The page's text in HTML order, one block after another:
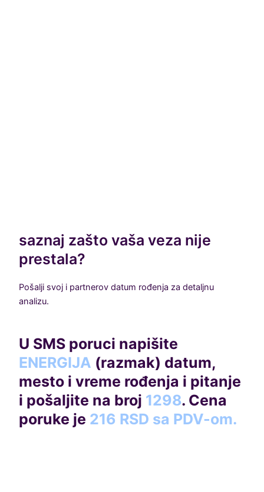
saznaj zašto vaša veza nije
prestala?
Pošalji svoj i partnerov datum rođenja za detaljnu
analizu.
U SMS poruci napišite
ENERGIJA (razmak) datum,
mesto i vreme rođenja i pitanje
i pošaljite na broj 1298. Cena
poruke je 216 RSD sa PDV-om.